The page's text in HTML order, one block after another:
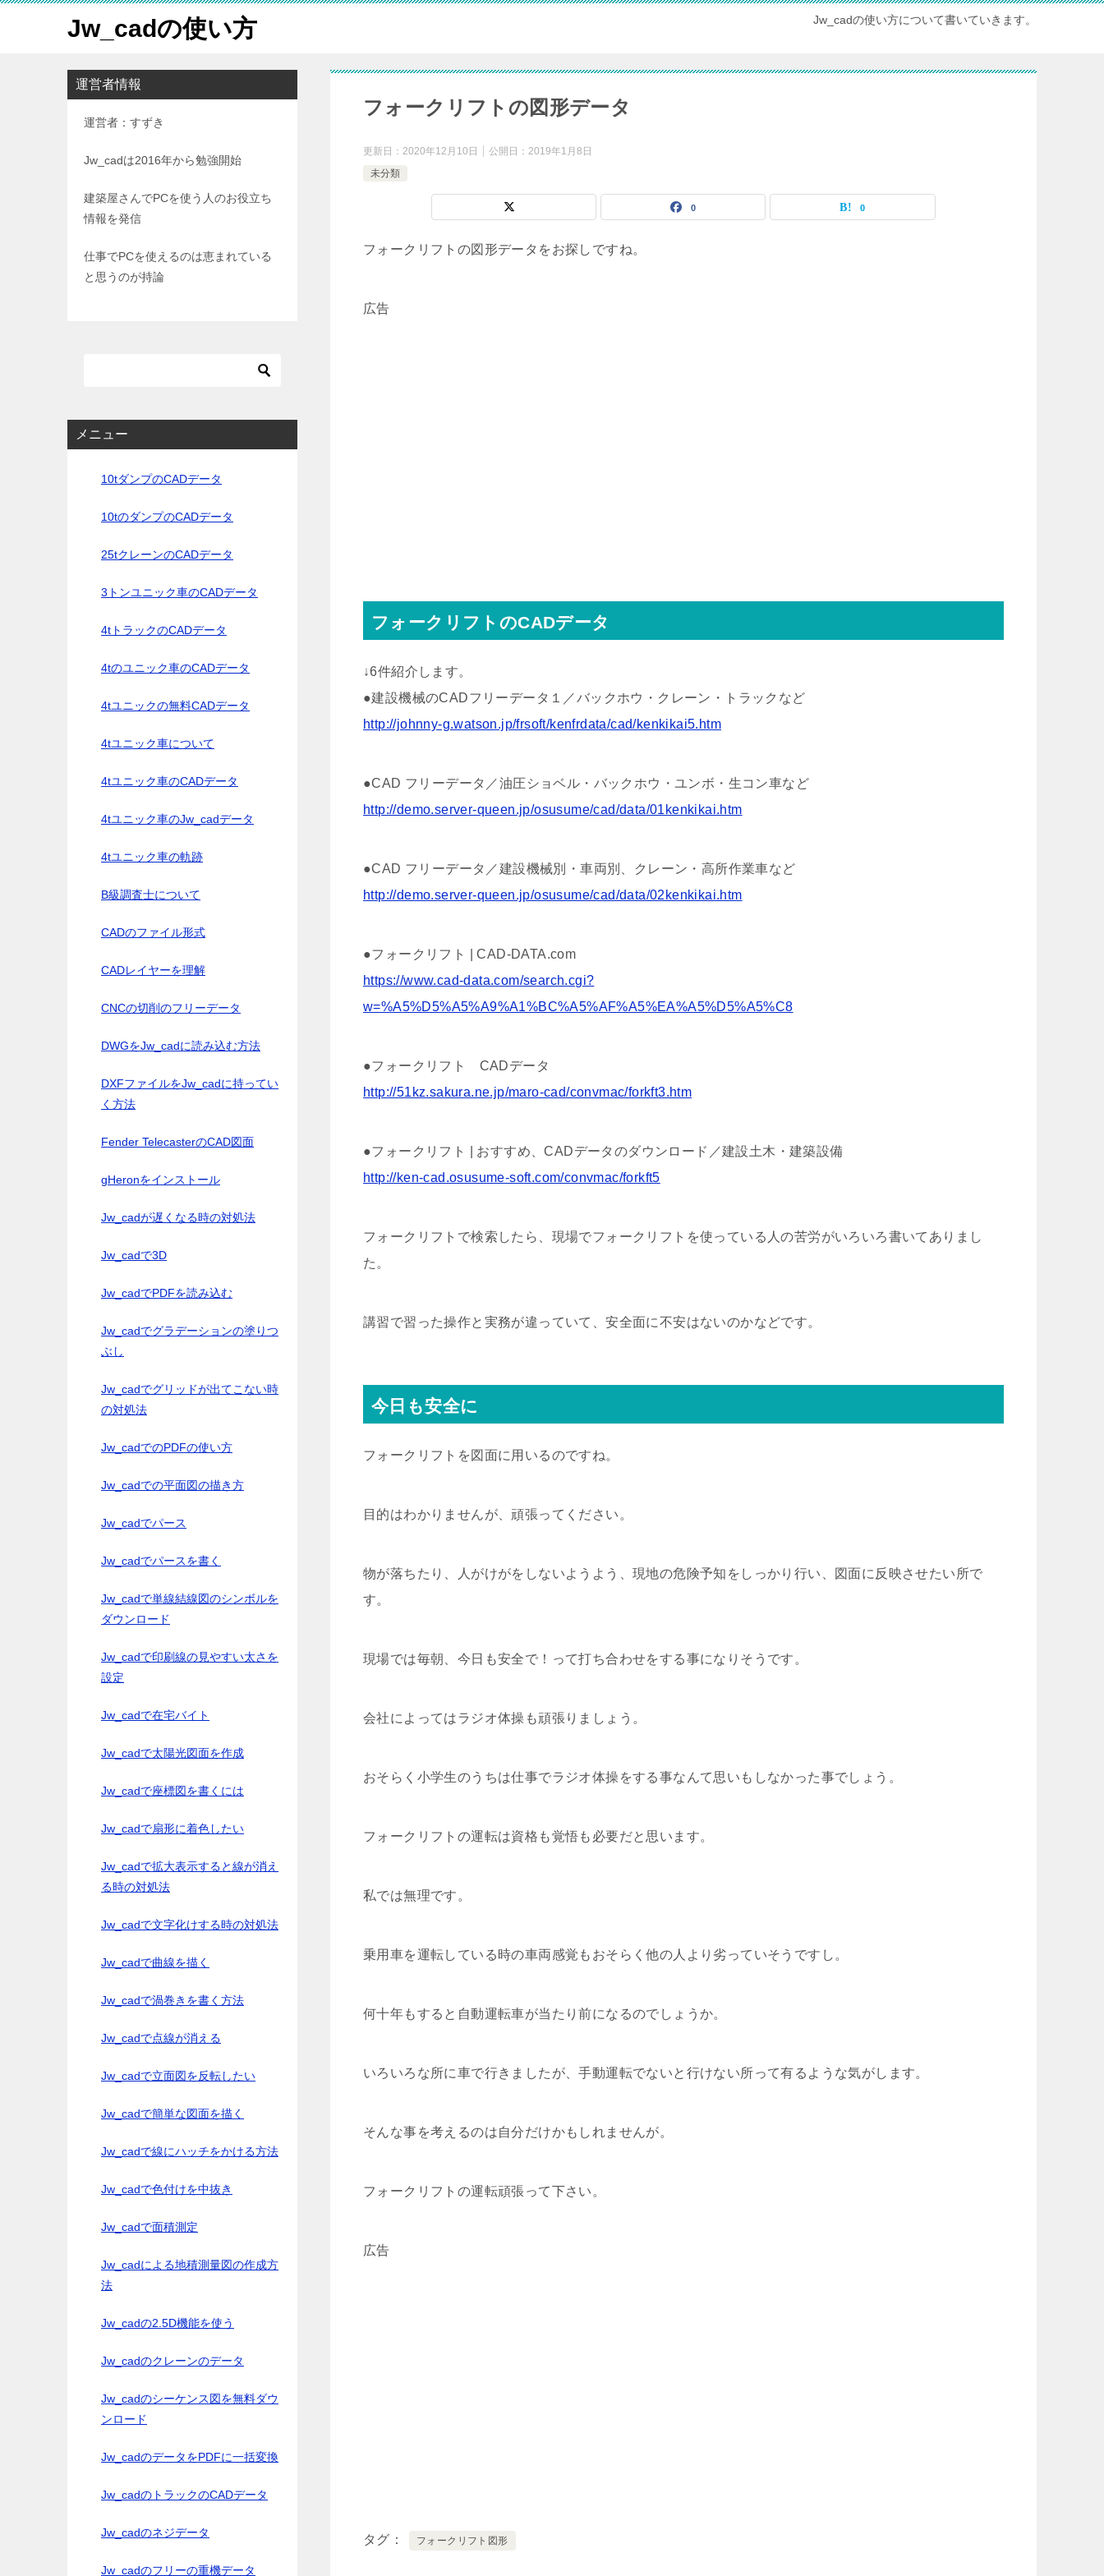
Jw_cadの使い方 Jw_cadの使い方について書いていきます。
フォークリフトの図形データ
更新日： 2020年12月10日 公開日： 2019年1月8日
未分類
0 0
フォークリフトの図形データをお探しですね。
広告
フォークリフトのCADデータ
↓6件紹介します。
●建設機械のCADフリーデータ１／バックホウ・クレーン・トラックなど
http://johnny-g.watson.jp/frsoft/kenfrdata/cad/kenkikai5.htm
●CAD フリーデータ／油圧ショベル・バックホウ・ユンボ・生コン車など
http://demo.server-queen.jp/osusume/cad/data/01kenkikai.htm
●CAD フリーデータ／建設機械別・車両別、クレーン・高所作業車など
http://demo.server-queen.jp/osusume/cad/data/02kenkikai.htm
●フォークリフト | CAD-DATA.com
https://www.cad-data.com/search.cgi?
w=%A5%D5%A5%A9%A1%BC%A5%AF%A5%EA%A5%D5%A5%C8
●フォークリフト CADデータ
http://51kz.sakura.ne.jp/maro-cad/convmac/forkft3.htm
●フォークリフト | おすすめ、CADデータのダウンロード／建設土木・建築設備
http://ken-cad.osusume-soft.com/convmac/forkft5
フォークリフトで検索したら、現場でフォークリフトを使っている人の苦労がいろいろ書いてありまし
た。
講習で習った操作と実務が違っていて、安全面に不安はないのかなどです。
今日も安全に
フォークリフトを図面に用いるのですね。
目的はわかりませんが、頑張ってください。
物が落ちたり、人がけがをしないようよう、現地の危険予知をしっかり行い、図面に反映させたい所で
す。
現場では毎朝、今日も安全で！って打ち合わせをする事になりそうです。
会社によってはラジオ体操も頑張りましょう。
おそらく小学生のうちは仕事でラジオ体操をする事なんて思いもしなかった事でしょう。
フォークリフトの運転は資格も覚悟も必要だと思います。
私では無理です。
乗用車を運転している時の車両感覚もおそらく他の人より劣っていそうですし。
何十年もすると自動運転車が当たり前になるのでしょうか。
いろいろな所に車で行きましたが、手動運転でないと行けない所って有るような気がします。
そんな事を考えるのは自分だけかもしれませんが。
フォークリフトの運転頑張って下さい。
広告
タグ フォークリフト図形
運営者情報
運営者：すずき
Jw_cadは2016年から勉強開始
建築屋さんでPCを使う人のお役立ち
情報を発信
仕事でPCを使えるのは恵まれている
と思うのが持論
メニュー
10tダンプのCADデータ
10tのダンプのCADデータ
25tクレーンのCADデータ
3トンユニック車のCADデータ
4tトラックのCADデータ
4tのユニック車のCADデータ
4tユニックの無料CADデータ
4tユニック車について
4tユニック車のCADデータ
4tユニック車のJw_cadデータ
4tユニック車の軌跡
B級調査士について
CADのファイル形式
CADレイヤーを理解
CNCの切削のフリーデータ
DWGをJw_cadに読み込む方法
DXFファイルをJw_cadに持ってい
く方法
Fender TelecasterのCAD図面
gHeronをインストール
Jw_cadが遅くなる時の対処法
Jw_cadで3D
Jw_cadでPDFを読み込む
Jw_cadでグラデーションの塗りつ
ぶし
Jw_cadでグリッドが出てこない時
の対処法
Jw_cadでのPDFの使い方
Jw_cadでの平面図の描き方
Jw_cadでパース
Jw_cadでパースを書く
Jw_cadで単線結線図のシンボルを
ダウンロード
Jw_cadで印刷線の見やすい太さを
設定
Jw_cadで在宅バイト
Jw_cadで太陽光図面を作成
Jw_cadで座標図を書くには
Jw_cadで扇形に着色したい
Jw_cadで拡大表示すると線が消え
る時の対処法
Jw_cadで文字化けする時の対処法
Jw_cadで曲線を描く
Jw_cadで渦巻きを書く方法
Jw_cadで点線が消える
Jw_cadで立面図を反転したい
Jw_cadで簡単な図面を描く
Jw_cadで線にハッチをかける方法
Jw_cadで色付けを中抜き
Jw_cadで面積測定
Jw_cadによる地積測量図の作成方
法
Jw_cadの2.5D機能を使う
Jw_cadのクレーンのデータ
Jw_cadのシーケンス図を無料ダウ
ンロード
Jw_cadのデータをPDFに一括変換
Jw_cadのトラックのCADデータ
Jw_cadのネジデータ
Jw_cadのフリーの重機データ